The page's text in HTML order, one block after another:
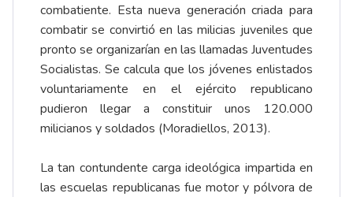
combatiente. Esta nueva generación criada para
combatir se convirtió en las milicias juveniles que
pronto se organizarían en las llamadas Juventudes
Socialistas. Se calcula que los jóvenes enlistados
voluntariamente en el ejército republicano
pudieron llegar a constituir unos 120.000
milicianos y soldados (Moradiellos, 2013).
La tan contundente carga ideológica impartida en
las escuelas republicanas fue motor y pólvora de